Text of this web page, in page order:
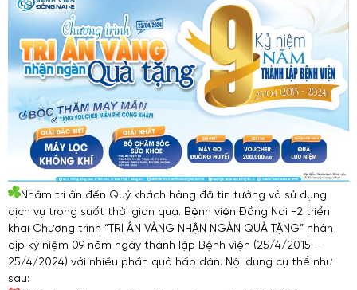
Nhằm tri ân đến Quý khách hàng đã tin tưởng và sử dụng
dịch vụ trong suốt thời gian qua. Bệnh viện Đồng Nai -2 triển
khai Chương trình “TRI ÂN VÀNG NHẬN NGÀN QUÀ TẶNG” nhân
dịp kỷ niệm 09 năm ngày thành lập Bệnh viện (25/4/2015 –
25/4/2024) với nhiều phần quà hấp dẫn. Nội dung cụ thể như
sau: